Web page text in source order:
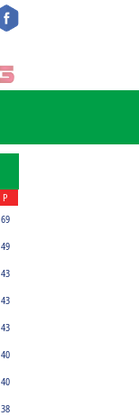
P
69
49
43
43
43
40
40
38